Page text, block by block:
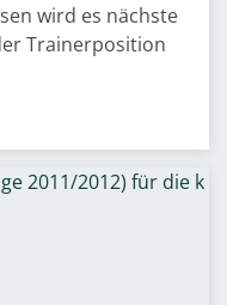
wird es nächste
Trainerposition